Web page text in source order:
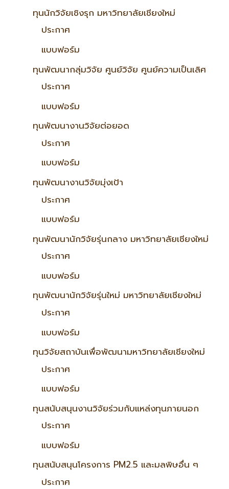
ทุนนักวิจัยเชิงรุก มหาวิทยาลัยเชียงใหม่
ประกาศ
แบบฟอร์ม
ทุนพัฒนากลุ่มวิจัย ศูนย์วิจัย ศูนย์ความเป็นเลิศ
ประกาศ
แบบฟอร์ม
ทุนพัฒนางานวิจัยต่อยอด
ประกาศ
แบบฟอร์ม
ทุนพัฒนางานวิจัยมุ่งเป้า
ประกาศ
แบบฟอร์ม
ทุนพัฒนานักวิจัยรุ่นกลาง มหาวิทยาลัยเชียงใหม่
ประกาศ
แบบฟอร์ม
ทุนพัฒนานักวิจัยรุ่นใหม่ มหาวิทยาลัยเชียงใหม่
ประกาศ
แบบฟอร์ม
ทุนวิจัยสถาบันเพื่อพัฒนามหาวิทยาลัยเชียงใหม่
ประกาศ
แบบฟอร์ม
ทุนสนับสนุนงานวิจัยร่วมกับแหล่งทุนภายนอก
ประกาศ
แบบฟอร์ม
ทุนสนับสนุนโครงการ PM2.5 และมลพิษอื่น ๆ
ประกาศ